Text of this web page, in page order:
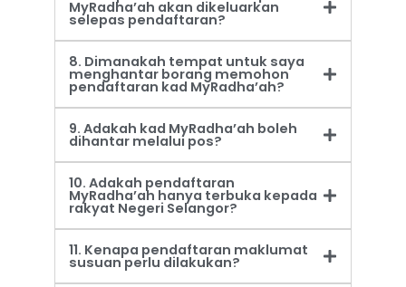
MyRadha’ah akan dikeluarkan
selepas pendaftaran?
8. Dimanakah tempat untuk saya
menghantar borang memohon
pendaftaran kad MyRadha’ah?
9. Adakah kad MyRadha’ah boleh
dihantar melalui pos?
10. Adakah pendaftaran
MyRadha’ah hanya terbuka kepada
rakyat Negeri Selangor?
11. Kenapa pendaftaran maklumat
susuan perlu dilakukan?